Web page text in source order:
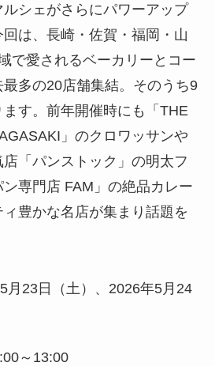
シェがさらにパワーアップ
は、長崎・佐賀・福岡・山
で愛されるベーカリーとコー
多の20店舗集結。そのうち9
す。前年開催時にも「THE
」のクロワッサンや
「パンストック」の明太フ
専門店 FAM」の絶品カレー
豊かな名店が集まり話題を
月23日（土）、2026年5月24
～13:00